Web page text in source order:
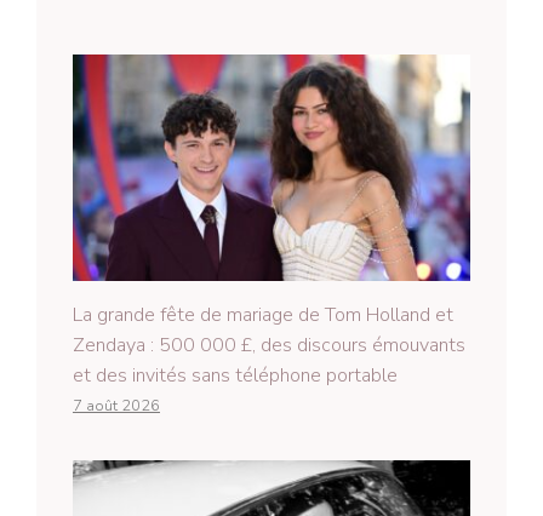
La grande fête de mariage de Tom Holland et
Zendaya : 500 000 £, des discours émouvants
et des invités sans téléphone portable
7 août 2026